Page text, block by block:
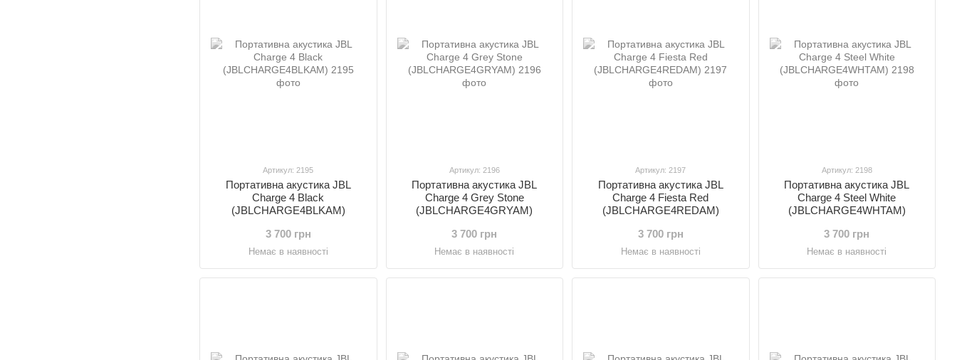
Артикул: 2195
Портативна акустика JBL
Charge 4 Black
(JBLCHARGE4BLKAM)
3 700 грн
Немає в наявності
Артикул: 2196
Портативна акустика JBL
Charge 4 Grey Stone
(JBLCHARGE4GRYAM)
3 700 грн
Немає в наявності
Артикул: 2197
Портативна акустика JBL
Charge 4 Fiesta Red
(JBLCHARGE4REDAM)
3 700 грн
Немає в наявності
Артикул: 2198
Портативна акустика JBL
Charge 4 Steel White
(JBLCHARGE4WHTAM)
3 700 грн
Немає в наявності